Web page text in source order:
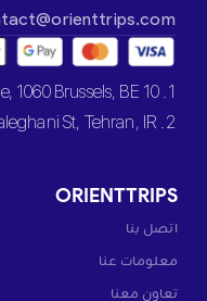
1. 10 Rue d’Albanie, 1060 Brussels, BE
2. L2, 141 Taleghani St, Tehran, IR
ORIENTTRIPS
اتصل بنا
معلومات عنا
تعاون معنا